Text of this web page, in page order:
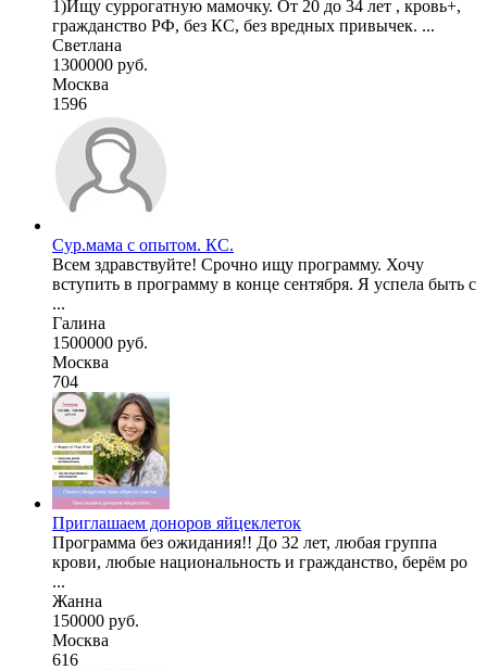
1)Ищу суррогатную мамочку. От 20 до 34 лет , кровь+,
гражданство РФ, без КС, без вредных привычек. ...
Светлана
1300000 руб.
Москва
1596
Сур.мама с опытом. КС.
Всем здравствуйте! Срочно ищу программу. Хочу
вступить в программу в конце сентября. Я успела быть с
...
Галина
1500000 руб.
Москва
704
Приглашаем доноров яйцеклеток
Программа без ожидания!! До 32 лет, любая группа
крови, любые национальность и гражданство, берём ро
...
Жанна
150000 руб.
Москва
616